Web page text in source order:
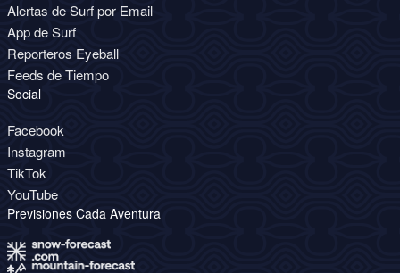
Alertas de Surf por Email
App de Surf
Reporteros Eyeball
Feeds de Tiempo
Social
Facebook
Instagram
TikTok
YouTube
Previsiones Cada Aventura